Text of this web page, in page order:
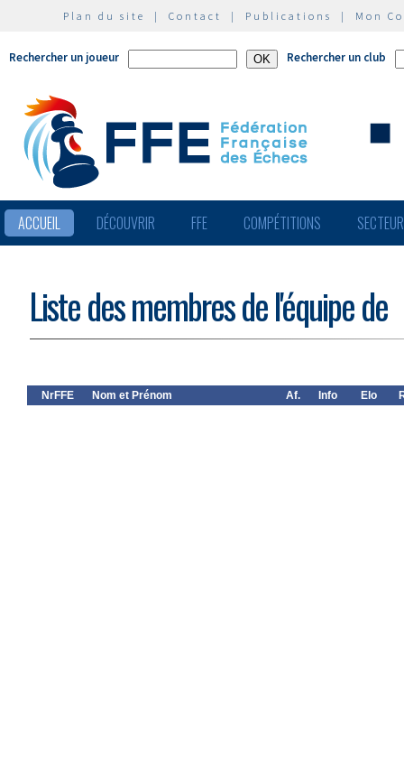
Plan du site | Contact | Publications | Mon
Rechercher un joueur Rechercher un club
ACCUEIL DÉCOUVRIR FFE COMPÉTITIONS
Liste des membres de l'équipe de
NrFFE Nom et Prénom Af. Info Elo